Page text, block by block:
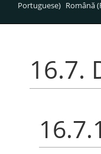
Portuguese) Română
16.7.